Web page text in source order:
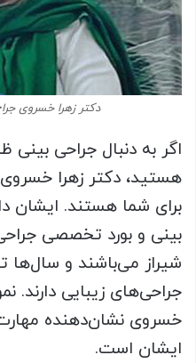
دکتر زهرا خسروی
اگر به دنبال جراحی بینی
هستید، دکتر زهرا
برای شما هستند.
بینی و بورد تخصصی
شیراز می‌باشند و سال‌ها
جراحی‌های زیبایی دارند.
خسروی نشان‌دهنده مهارت
ایشان است.